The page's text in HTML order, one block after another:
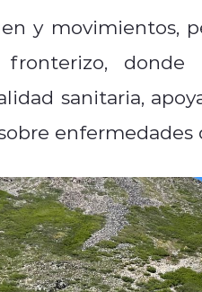
y movimientos,
fronterizo, donde
sanitaria,
enfermedades